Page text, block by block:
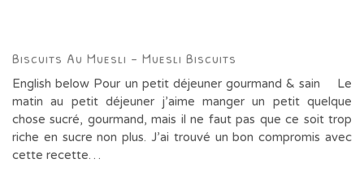
Biscuits Au Muesli – Muesli Biscuits
English below Pour un petit déjeuner gourmand & sain Le
matin au petit déjeuner j’aime manger un petit quelque
chose sucré, gourmand, mais il ne faut pas que ce soit trop
riche en sucre non plus. J’ai trouvé un bon compromis avec
cette recette…